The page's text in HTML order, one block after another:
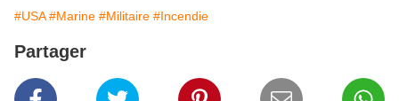
#USA #Marine #Militaire #Incendie
Partager